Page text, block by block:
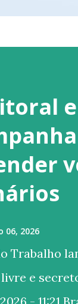
06, 2026
Trabalho
e